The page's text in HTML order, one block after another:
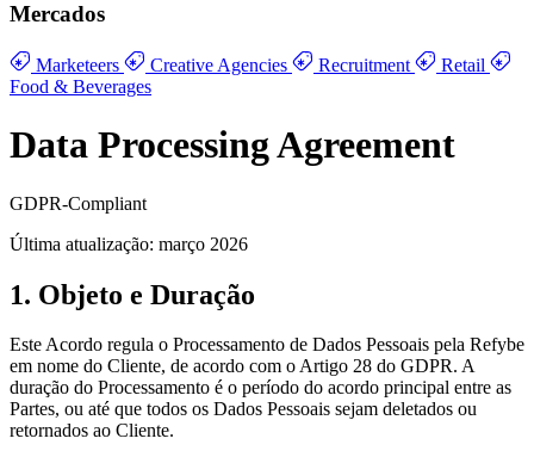
Mercados
Marketeers Creative Agencies Recruitment
Retail
Food & Beverages
Data Processing Agreement
GDPR-Compliant
Última atualização: março 2026
1. Objeto e Duração
Este Acordo regula o Processamento de Dados Pessoais pela Refybe
em nome do Cliente, de acordo com o Artigo 28 do GDPR. A
duração do Processamento é o período do acordo principal entre as
Partes, ou até que todos os Dados Pessoais sejam deletados ou
retornados ao Cliente.